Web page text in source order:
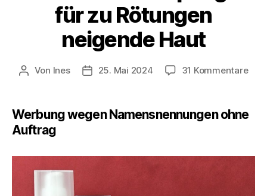
für zu Rötungen
neigende Haut
Beitragsautor
Von Ines Veröffentlichungsdatum
25. Mai 2024 31 Kommentarezu
Werbung wegen Namensnennungen ohne
Auftrag